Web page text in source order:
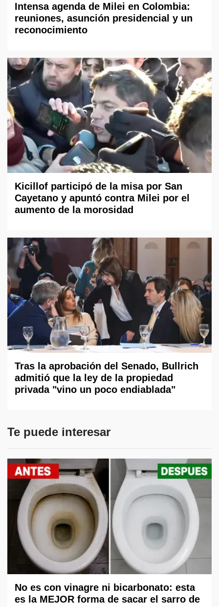
Intensa agenda de Milei en Colombia:
reuniones, asunción presidencial y un
reconocimiento
Kicillof participó de la misa por San
Cayetano y apuntó contra Milei por el
aumento de la morosidad
Tras la aprobación del Senado, Bullrich
admitió que la ley de la propiedad
privada "vino un poco endiablada"
Te puede interesar
No es con vinagre ni bicarbonato: esta
es la MEJOR forma de sacar el sarro de